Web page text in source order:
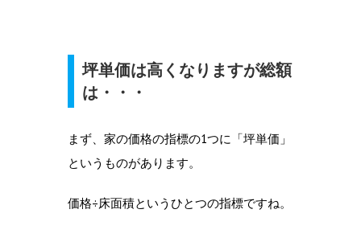
坪単価は高くなりますが総額
は・・・
まず、家の価格の指標の1つに「坪単価」
というものがあります。
価格÷床面積というひとつの指標ですね。